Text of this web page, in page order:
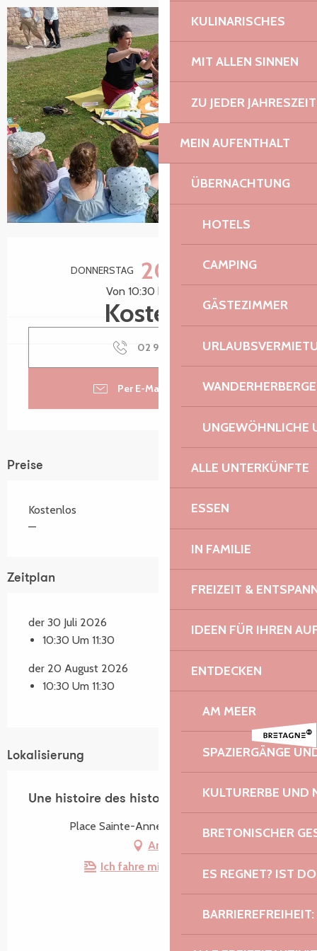
KULINARISCHES
MIT ALLEN SINNEN
ZU JEDER JAHRESZEIT
MEIN AUFENTHALT
ÜBERNACHTUNG
HOTELS
CAMPING
GÄSTEZIMMER
UNGEWÖHNLICHE
ALLE UNTERKÜNFTE
ESSEN
IN FAMILIE
FREIZEIT &
IDEEN FÜR IHREN
ENTDECKEN
AM MEER
SPAZIERGÄNGE
KULTURERBE UND
BRETONISCHER
ES REGNET? IST
Öffnungszeiten & Kontaktdaten
DONNERSTAG 20. AUGUST
Von 10:30 bis zu 11:30
Kostenlos
02 96 15 91 ▒▒
Per E-Mail kontaktieren
Preise
Kostenlos
—
Zeitplan
der 30 Juli 2026
10:30 Um 11:30
der 20 August 2026
10:30 Um 11:30
Lokalisierung
Une histoire des histoires
Place Sainte-Anne, 22730 Trégastel
Anfahrt
Ich fahre mit dem Zug hin!